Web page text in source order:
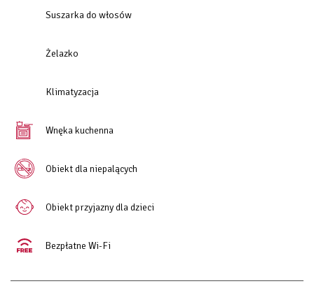
Suszarka do włosów
Żelazko
Klimatyzacja
Wnęka kuchenna
Obiekt dla niepalących
Obiekt przyjazny dla dzieci
Bezpłatne Wi-Fi